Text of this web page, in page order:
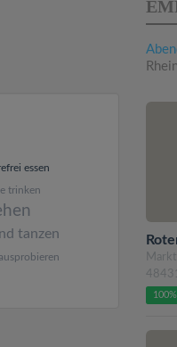
essen
trinken
tanzen
100%